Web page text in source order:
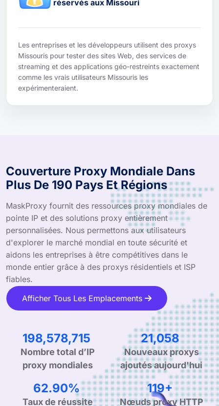
réservés aux Missouri
Les entreprises et les développeurs utilisent des proxys
Missouris pour tester des sites Web, des services de
streaming et des applications géo-restreints exactement
comme les vrais utilisateurs Missouris les
expérimenteraient.
Couverture Proxy Mondiale Dans
Plus De 190 Pays Et Régions
MaskProxy fournit des ressources proxy mondiales de
pointe IP et des solutions proxy entièrement
personnalisées. Nous permettons aux utilisateurs
d'explorer le marché mondial en toute sécurité et
aidons les entreprises à être compétitives dans le
monde entier grâce à des proxys résidentiels et ISP
fiables.
Afficher Tous Les Emplacements
315,347,325
Nombre total d’IP
proxy mondiales
33,441
Nouveaux proxys
ajoutés aujourd'hui
99.90% 190+